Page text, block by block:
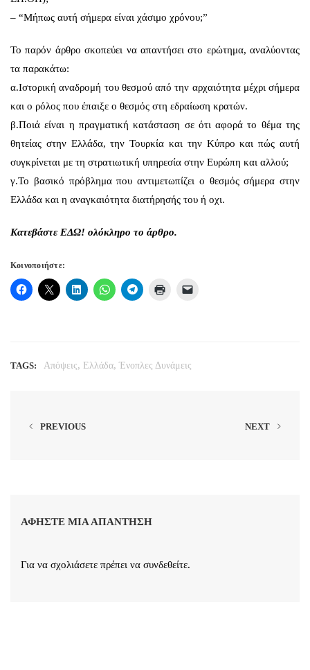
– “Μήπως αυτή σήμερα είναι χάσιμο χρόνου;”
Το παρόν άρθρο σκοπεύει να απαντήσει στο ερώτημα, αναλύοντας
τα παρακάτω:
α.Ιστορική αναδρομή του θεσμού από την αρχαιότητα μέχρι σήμερα
και ο ρόλος που έπαιξε ο θεσμός στη εδραίωση κρατών.
β.Ποιά είναι η πραγματική κατάσταση σε ότι αφορά το θέμα της
θητείας στην Ελλάδα, την Τουρκία και την Κύπρο και πώς αυτή
συγκρίνεται με τη στρατιωτική υπηρεσία στην Ευρώπη και αλλού;
γ.Το βασικό πρόβλημα που αντιμετωπίζει ο θεσμός σήμερα στην
Ελλάδα και η αναγκαιότητα διατήρησής του ή οχι.
Κατεβάστε ΕΔΩ! ολόκληρο το άρθρο.
Κοινοποιήστε:
TAGS: Απόψεις, Ελλάδα,Ένοπλες Δυνάμεις
PREVIOUS NEXT
ΑΦΉΣΤΕ ΜΙΑ ΑΠΆΝΤΗΣΗ
Για να σχολιάσετε πρέπει να συνδεθείτε.